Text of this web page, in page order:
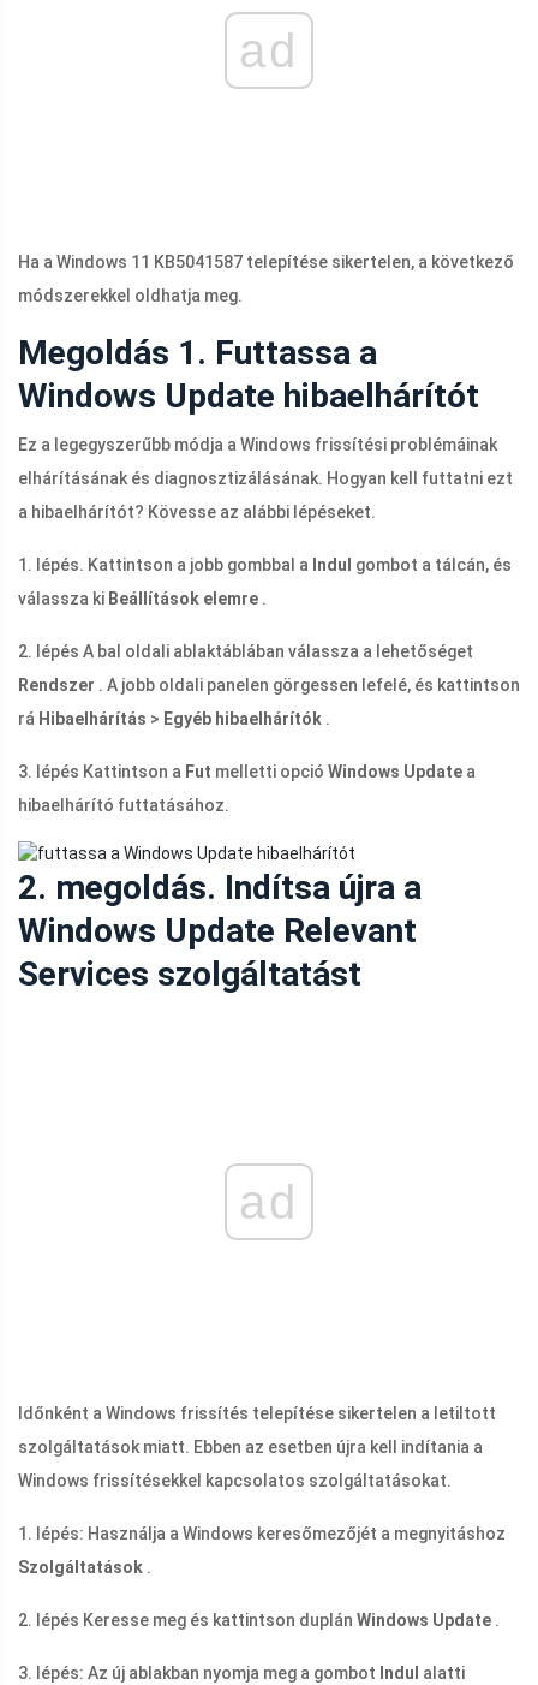
ad
Ha a Windows 11 KB5041587 telepítése sikertelen, a következő
módszerekkel oldhatja meg.
Megoldás 1. Futtassa a
Windows Update hibaelhárítót
Ez a legegyszerűbb módja a Windows frissítési problémáinak
elhárításának és diagnosztizálásának. Hogyan kell futtatni ezt
a hibaelhárítót? Kövesse az alábbi lépéseket.
1. lépés. Kattintson a jobb gombbal a Indul gombot a tálcán, és
válassza ki Beállítások elemre .
2. lépés A bal oldali ablaktáblában válassza a lehetőséget
Rendszer . A jobb oldali panelen görgessen lefelé, és kattintson
rá Hibaelhárítás > Egyéb hibaelhárítók .
3. lépés Kattintson a Fut melletti opció Windows Update a
hibaelhárító futtatásához.
2. megoldás. Indítsa újra a
Windows Update Relevant
Services szolgáltatást
ad
Időnként a Windows frissítés telepítése sikertelen a letiltott
szolgáltatások miatt. Ebben az esetben újra kell indítania a
Windows frissítésekkel kapcsolatos szolgáltatásokat.
1. lépés: Használja a Windows keresőmezőjét a megnyitáshoz
Szolgáltatások .
2. lépés Keresse meg és kattintson duplán Windows Update .
3. lépés: Az új ablakban nyomja meg a gombot Indul alatti